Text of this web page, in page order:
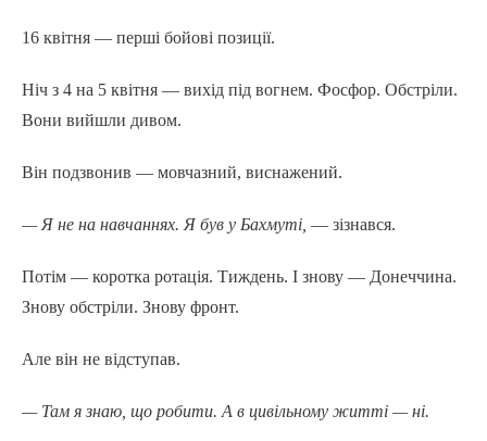
16 квітня — перші бойові позиції.
Ніч з 4 на 5 квітня — вихід під вогнем. Фосфор. Обстріли.
Вони вийшли дивом.
Він подзвонив — мовчазний, виснажений.
— Я не на навчаннях. Я був у Бахмуті, — зізнався.
Потім — коротка ротація. Тиждень. І знову — Донеччина.
Знову обстріли. Знову фронт.
Але він не відступав.
— Там я знаю, що робити. А в цивільному житті — ні.